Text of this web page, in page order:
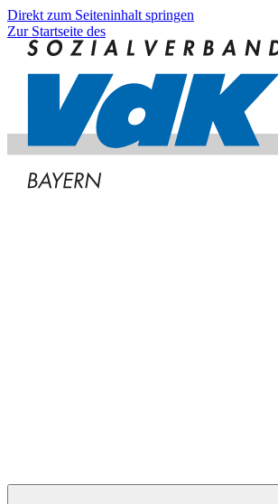
Direkt zum Seiteninhalt springen
Zur Startseite des